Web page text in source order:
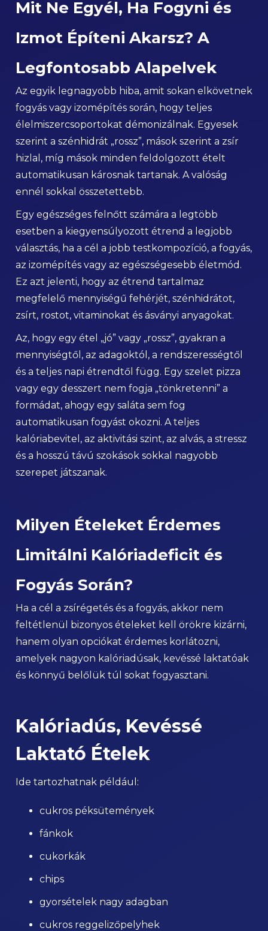
Mit Ne Egyél, Ha Fogyni és
Izmot Építeni Akarsz? A
Legfontosabb Alapelvek
Az egyik legnagyobb hiba, amit sokan elkövetnek
fogyás vagy izomépítés során, hogy teljes
élelmiszercsoportokat démonizálnak. Egyesek
szerint a szénhidrát „rossz”, mások szerint a zsír
hizlal, míg mások minden feldolgozott ételt
automatikusan károsnak tartanak. A valóság
ennél sokkal összetettebb.
Egy egészséges felnőtt számára a legtöbb
esetben a kiegyensúlyozott étrend a legjobb
választás, ha a cél a jobb testkompozíció, a fogyás,
az izomépítés vagy az egészségesebb életmód.
Ez azt jelenti, hogy az étrend tartalmaz
megfelelő mennyiségű fehérjét, szénhidrátot,
zsírt, rostot, vitaminokat és ásványi anyagokat.
Az, hogy egy étel „jó” vagy „rossz”, gyakran a
mennyiségtől, az adagoktól, a rendszerességtől
és a teljes napi étrendtől függ. Egy szelet pizza
vagy egy desszert nem fogja „tönkretenni” a
formádat, ahogy egy saláta sem fog
automatikusan fogyást okozni. A teljes
kalóriabevitel, az aktivitási szint, az alvás, a stressz
és a hosszú távú szokások sokkal nagyobb
szerepet játszanak.
Milyen Ételeket Érdemes
Limitálni Kalóriadeficit és
Fogyás Során?
Ha a cél a zsírégetés és a fogyás, akkor nem
feltétlenül bizonyos ételeket kell örökre kizárni,
hanem olyan opciókat érdemes korlátozni,
amelyek nagyon kalóriadúsak, kevéssé laktatóak
és könnyű belőlük túl sokat fogyasztani.
Kalóriadús, Kevéssé
Laktató Ételek
Ide tartozhatnak például:
cukros péksütemények
fánkok
cukorkák
chips
gyorsételek nagy adagban
cukros reggelizőpelyhek